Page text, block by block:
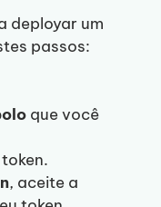
deployar um
passos:
que você
, aceite a